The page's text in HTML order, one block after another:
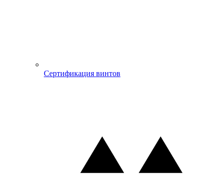
Сертификация винтов